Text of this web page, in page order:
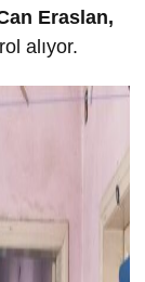
Eraslan,
rol alıyor.